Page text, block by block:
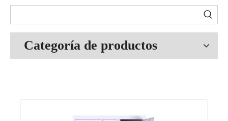
Categoría de productos